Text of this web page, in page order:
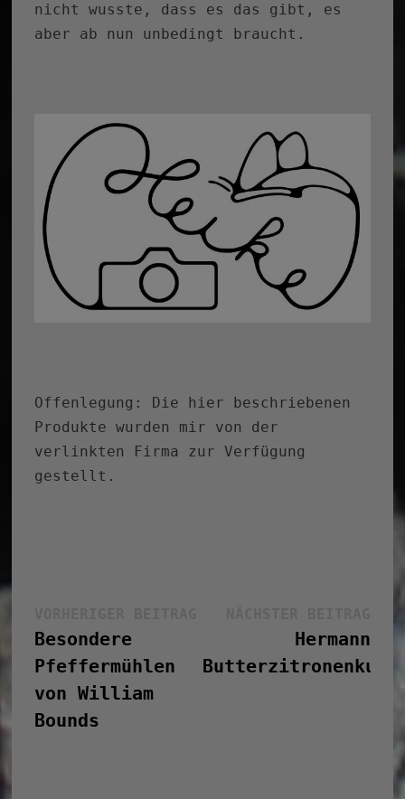
nicht wusste, dass es das gibt, es
aber ab nun unbedingt braucht.
Offenlegung: Die hier beschriebenen
Produkte wurden mir von der
verlinkten Firma zur Verfügung
gestellt.
Besondere
Pfeffermühlen
von William
Bounds
Hermann